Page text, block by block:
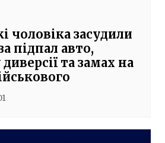
чоловіка засудили
підпал авто,
та замах на